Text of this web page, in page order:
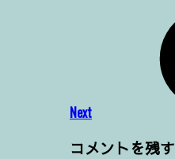
ン
Next
コメントを残す